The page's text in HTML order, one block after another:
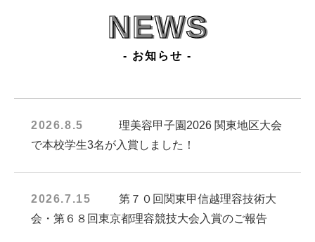
NEWS
- お知らせ -
2026.8.5
理美容甲子園2026 関東地区大会
で本校学生3名が入賞しました！
2026.7.15
第７０回関東甲信越理容技術大
会・第６８回東京都理容競技大会入賞のご報告